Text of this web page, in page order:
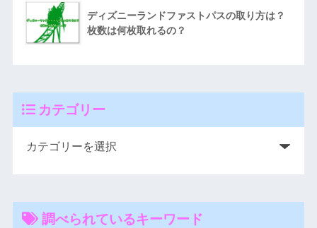
ディズニーランドファストパスの取り方は？
枚数は何枚取れるの？
カテゴリー
調べられているキーワード